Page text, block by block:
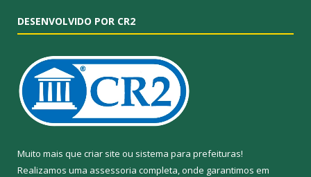
DESENVOLVIDO POR CR2
Muito mais que criar site ou sistema para prefeituras!
Realizamos uma assessoria completa, onde garantimos em